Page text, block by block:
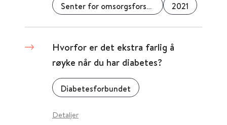
Senter for omsorgsforskning 2021
Hvorfor er det ekstra farlig å
røyke når du har diabetes?
Diabetesforbundet
Detaljer